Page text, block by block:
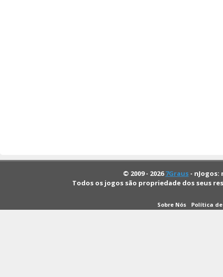
© 2009 - 20267Graus -
Todos os jogos são propriedade dos seus
Sobre Nós Política